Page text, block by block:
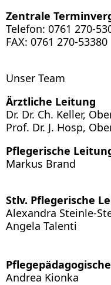
Zentrale
Telefon: 0761 270-
FAX: 0761 270-53380
Unser Team
Ärztliche Leitung
Dr. Dr. Ch. Keller,
Prof. Dr. J. Hosp,
Pflegerische
Markus Brand
Stlv. Pflegerische
Alexandra Steinle-
Angela Talenti
Andrea Kionka